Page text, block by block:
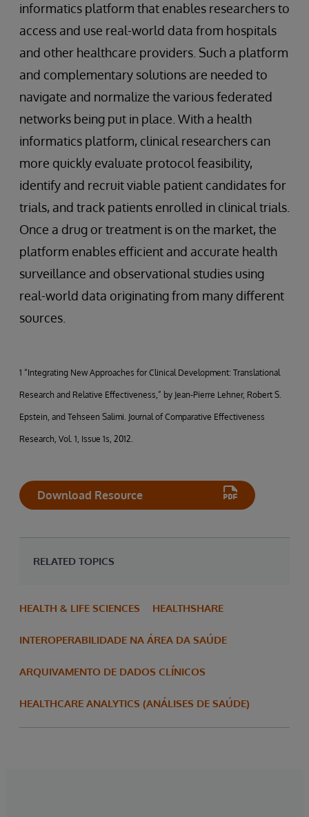
informatics platform that enables researchers to
access and use real-world data from hospitals
and other healthcare providers. Such a platform
and complementary solutions are needed to
navigate and normalize the various federated
networks being put in place. With a health
informatics platform, clinical researchers can
more quickly evaluate protocol feasibility,
identify and recruit viable patient candidates for
trials, and track patients enrolled in clinical trials.
Once a drug or treatment is on the market, the
platform enables efficient and accurate health
surveillance and observational studies using
real-world data originating from many different
sources.
1 “Integrating New Approaches for Clinical Development: Translational
Research and Relative Effectiveness,” by Jean-Pierre Lehner, Robert S.
Epstein, and Tehseen Salimi. Journal of Comparative Effectiveness
Research, Vol. 1, Issue 1s, 2012.
Download Resource
RELATED TOPICS
HEALTH & LIFE SCIENCES HEALTHSHARE
INTEROPERABILIDADE NA ÁREA DA SAÚDE
ARQUIVAMENTO DE DADOS CLÍNICOS
HEALTHCARE ANALYTICS (ANÁLISES DE SAÚDE)